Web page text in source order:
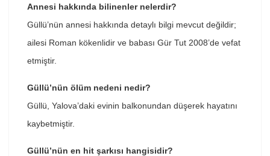
Annesi hakkında bilinenler nelerdir?
Güllü’nün annesi hakkında detaylı bilgi mevcut değildir;
ailesi Roman kökenlidir ve babası Gür Tut 2008’de vefat
etmiştir.
Güllü’nün ölüm nedeni nedir?
Güllü, Yalova’daki evinin balkonundan düşerek hayatını
kaybetmiştir.
Güllü’nün en hit şarkısı hangisidir?